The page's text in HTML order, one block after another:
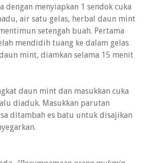
dengan menyiapkan 1 sendok cuka
air satu gelas, herbal daun mint
setengah buah. Pertama
mendidih tuang ke dalam gelas
mint, diamkan selama 15 menit
daun mint dan masukkan cuka
diaduk. Masukkan parutan
ditambah es batu untuk disajikan